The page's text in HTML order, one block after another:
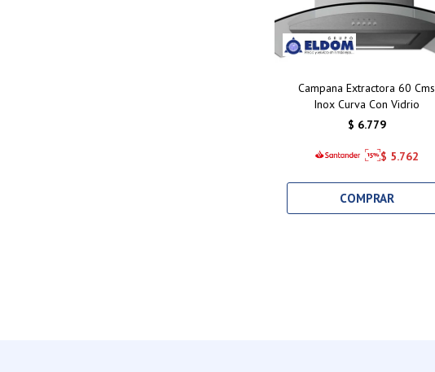
Campana Extractora 60 Cms
Inox Curva Con Vidrio
$ 6.779
$ 5.762